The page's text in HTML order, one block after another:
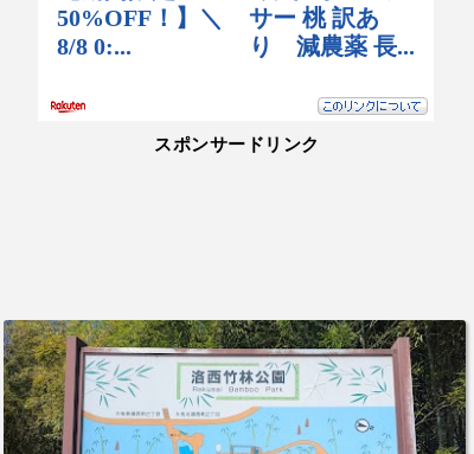
スポンサードリンク